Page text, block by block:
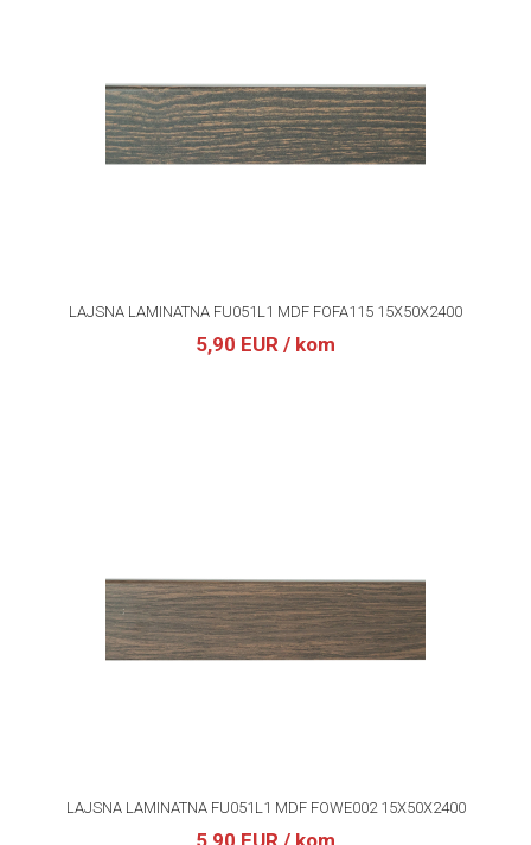
LAJSNA LAMINATNA FU051L1 MDF FOFA115 15X50X2400
5,90 EUR / kom
LAJSNA LAMINATNA FU051L1 MDF FOWE002 15X50X2400
5,90 EUR / kom